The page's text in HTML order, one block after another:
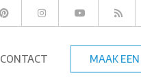
CONTACT MAAK